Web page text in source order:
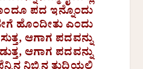
ಪದ ಇನ್ನೊಂದು
ಹೊಂದೀತು ಎಂದು
ಆಗಾಗ ಪದವನ್ನು
ಆಗಾಗ ಪದವನ್ನು